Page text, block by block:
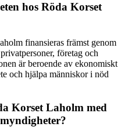
hos Röda Korset
finansieras främst genom
företag och
är beroende av ekonomiskt
och hjälpa människor i nöd
Korset Laholm med